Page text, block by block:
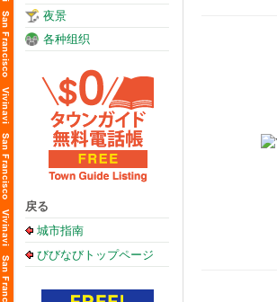
夜景
各种组织
戻る
城市指南
びびなびトップページ